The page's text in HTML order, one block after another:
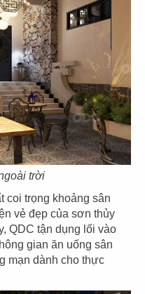
trời
coi trọng khoảng sân
vẻ đẹp của sơn thủy
QDC tận dụng lối vào
gian ăn uống sân
mạn dành cho thực
LẨU ĐẠI ĐƯỜNG
Đường Trân Tuyển
10, KP 9, P.Tân Tạo